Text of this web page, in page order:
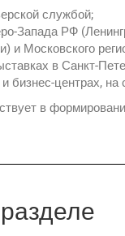
службой;
Запада РФ
и Московского
в Санкт-
бизнес-центрах,
в